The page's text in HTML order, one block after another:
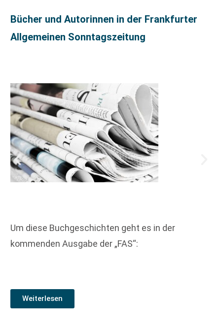
Bücher und Autorinnen in der Frankfurter
Allgemeinen Sonntagszeitung
Um diese Buchgeschichten geht es in der
kommenden Ausgabe der „FAS“:
Weiterlesen